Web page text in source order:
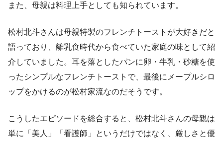
また、母親は料理上手としても知られています。
松村北斗さんは母親特製のフレンチトーストが大好きだと
語っており、離乳食時代から食べていた家庭の味として紹
介していました。耳を落としたパンに卵・牛乳・砂糖を使
ったシンプルなフレンチトーストで、最後にメープルシロ
ップをかけるのが松村家流なのだそうです。
こうしたエピソードを総合すると、松村北斗さんの母親は
単に「美人」「看護師」というだけではなく、厳しさと優